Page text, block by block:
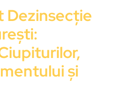
Dezinsecție
și